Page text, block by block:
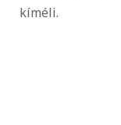
kíméli.